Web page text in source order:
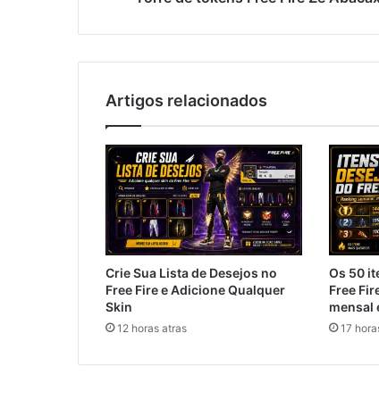
Artigos relacionados
Crie Sua Lista de Desejos no
Free Fire e Adicione Qualquer
Skin
12 horas atras
Os 50
Free
mensal
17